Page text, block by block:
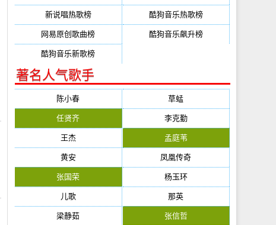
新说唱热歌榜 酷狗音乐热歌榜
网易原创歌曲榜 酷狗音乐飙升榜
酷狗音乐新歌榜
著名人气歌手
陈小春 草蜢
任贤齐 李克勤
王杰 孟庭苇
黄安 凤凰传奇
张国荣 杨玉环
儿歌 那英
梁静茹 张信哲